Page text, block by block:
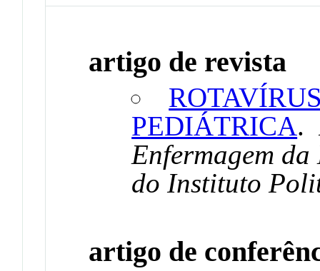
artigo de revista
PEDIÁTRICA.
Enfermagem
do Instituto
artigo de